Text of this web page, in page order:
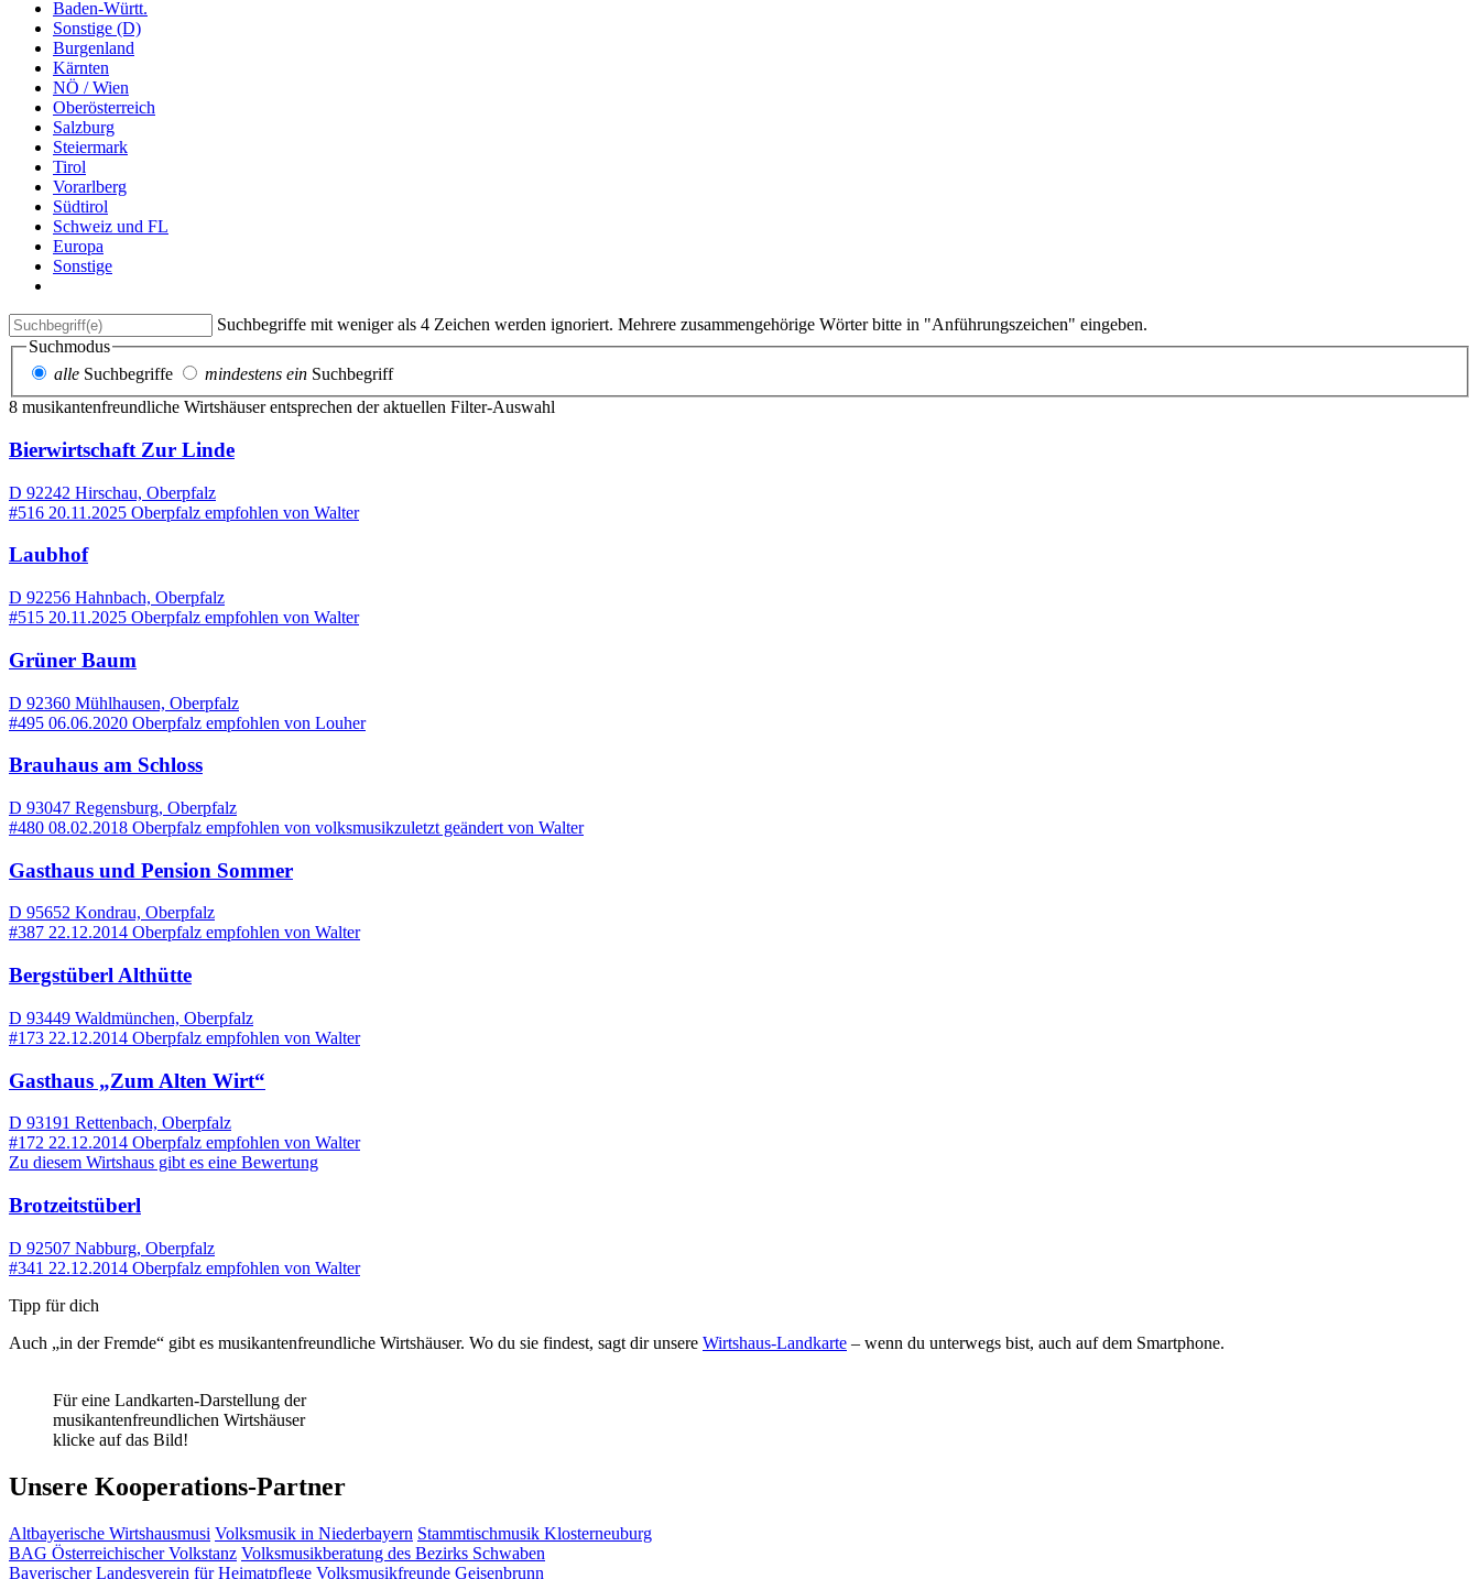
Baden-Württ.
Sonstige (D)
Burgenland
Kärnten
NÖ / Wien
Oberösterreich
Salzburg
Steiermark
Tirol
Vorarlberg
Südtirol
Schweiz und FL
Europa
Sonstige
Suchbegriffe mit weniger als 4 Zeichen werden ignoriert. Mehrere zusammengehörige Wörter bitte in "Anführungszeichen" eingeben.
Suchmodus
alle Suchbegriffe mindestens ein Suchbegriff
8 musikantenfreundliche Wirtshäuser entsprechen der aktuellen Filter-Auswahl
Bierwirtschaft Zur Linde
D 92242 Hirschau, Oberpfalz
#516 20.11.2025 Oberpfalz empfohlen von Walter
Laubhof
D 92256 Hahnbach, Oberpfalz
#515 20.11.2025 Oberpfalz empfohlen von Walter
Grüner Baum
D 92360 Mühlhausen, Oberpfalz
#495 06.06.2020 Oberpfalz empfohlen von Louher
Brauhaus am Schloss
D 93047 Regensburg, Oberpfalz
#480 08.02.2018 Oberpfalz empfohlen von volksmusikzuletzt geändert von Walter
Gasthaus und Pension Sommer
D 95652 Kondrau, Oberpfalz
#387 22.12.2014 Oberpfalz empfohlen von Walter
Bergstüberl Althütte
D 93449 Waldmünchen, Oberpfalz
#173 22.12.2014 Oberpfalz empfohlen von Walter
Gasthaus „Zum Alten Wirt“
D 93191 Rettenbach, Oberpfalz
#172 22.12.2014 Oberpfalz empfohlen von Walter
Zu diesem Wirtshaus gibt es eine Bewertung
Brotzeitstüberl
D 92507 Nabburg, Oberpfalz
#341 22.12.2014 Oberpfalz empfohlen von Walter
Tipp für dich
Auch „in der Fremde“ gibt es musikantenfreundliche Wirtshäuser. Wo du sie findest, sagt dir unsere Wirtshaus-Landkarte – wenn du unterwegs bist, auch auf dem Smartphone.
Für eine Landkarten-Darstellung der
musikantenfreundlichen Wirtshäuser
klicke auf das Bild!
Unsere Kooperations-Partner
Altbayerische Wirtshausmusi Volksmusik in Niederbayern Stammtischmusik Klosterneuburg
BAG Österreichischer Volkstanz Volksmusikberatung des Bezirks Schwaben
Bayerischer Landesverein für Heimatpflege Volksmusikfreunde Geisenbrunn